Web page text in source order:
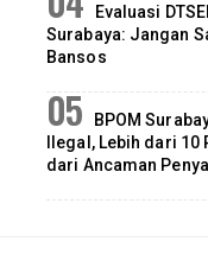
Evaluasi
Surabaya: Jangan
Bansos
BPOM
Ilegal, Lebih dari
dari Ancaman